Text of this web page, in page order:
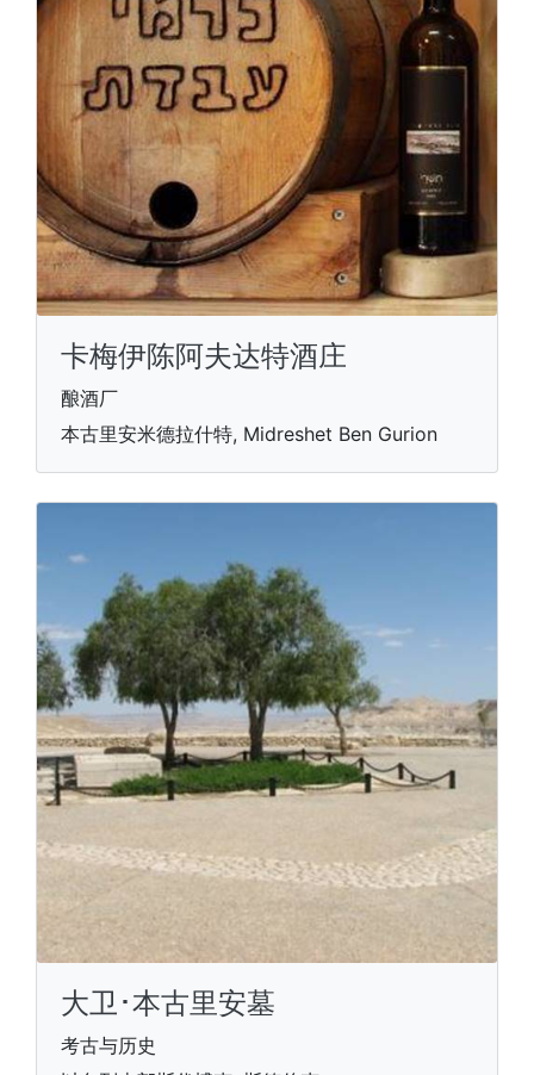
卡梅伊陈阿夫达特酒庄
酿酒厂
本古里安米德拉什特, Midreshet Ben Gurion
大卫･本古里安墓
考古与历史